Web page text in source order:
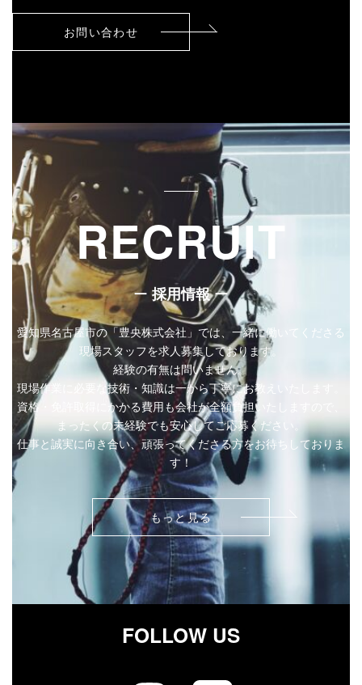
お問い合わせ
RECRUIT
ー採用情報ー
愛知県名古屋市の「豊央株式会社」では、一緒に働いてくださる
現場スタッフを求人募集しております。
経験の有無は問いません。
現場作業に必要な技術・知識は一から丁寧にお教えいたします。
資格・免許取得にかかる費用も会社が全額負担いたしますので、
まったくの未経験でも安心してご応募ください。
仕事と誠実に向き合い、頑張ってくださる方をお待ちしておりま
す！
もっと見る
FOLLOW US